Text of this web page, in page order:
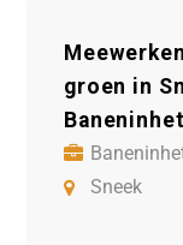
groen in
Sneek